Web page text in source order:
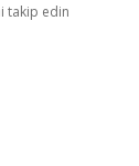
takip edin